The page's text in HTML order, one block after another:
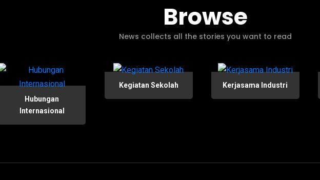
Browse
News collects all the stories you want to read
Hubungan
Internasional
Kegiatan Sekolah Kerjasama Industri